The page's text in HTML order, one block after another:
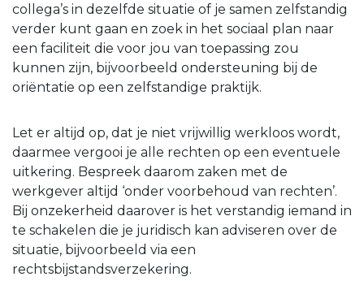
collega’s in dezelfde situatie of je samen zelfstandig
verder kunt gaan en zoek in het sociaal plan naar
een faciliteit die voor jou van toepassing zou
kunnen zijn, bijvoorbeeld ondersteuning bij de
oriëntatie op een zelfstandige praktijk.
Let er altijd op, dat je niet vrijwillig werkloos wordt,
daarmee vergooi je alle rechten op een eventuele
uitkering. Bespreek daarom zaken met de
werkgever altijd ‘onder voorbehoud van rechten’.
Bij onzekerheid daarover is het verstandig iemand in
te schakelen die je juridisch kan adviseren over de
situatie, bijvoorbeeld via een
rechtsbijstandsverzekering.